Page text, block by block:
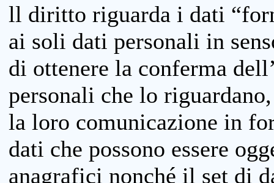
ll diritto riguarda i dati
ai soli dati personali in
di ottenere la conferma
personali che lo
la loro comunicazione in
dati che possono essere
anagrafici nonché il set di